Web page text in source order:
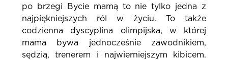
po brzegi Bycie mamą to nie tylko jedna z
najpiękniejszych ról w życiu. To także
codzienna dyscyplina olimpijska, w której
mama bywa jednocześnie zawodnikiem,
sędzią, trenerem i najwierniejszym kibicem.